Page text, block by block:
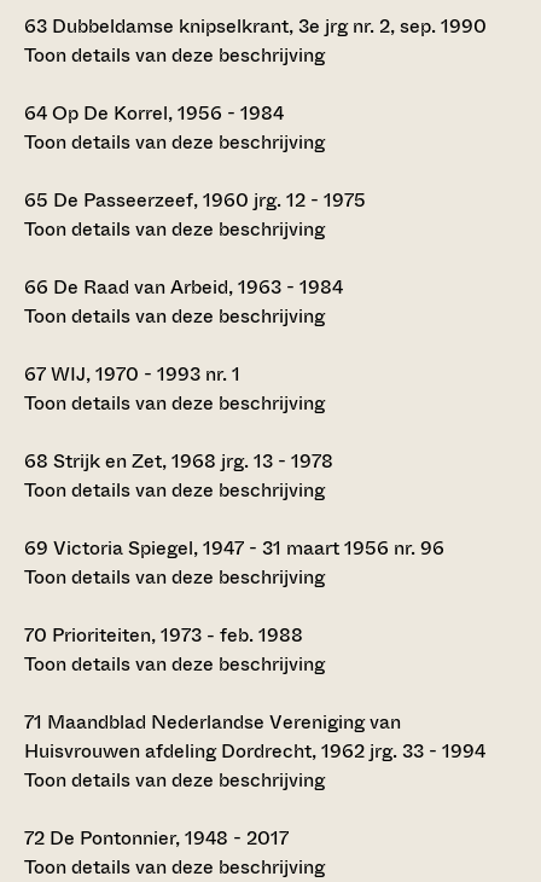
63 Dubbeldamse knipselkrant, 3e jrg nr. 2, sep. 1990
Toon details van deze beschrijving
64Op De Korrel, 1956 - 1984
Toon details van deze beschrijving
65 De Passeerzeef, 1960 jrg. 12 - 1975
Toon details van deze beschrijving
66 De Raad van Arbeid, 1963 - 1984
Toon details van deze beschrijving
67WIJ, 1970 - 1993 nr. 1
Toon details van deze beschrijving
68 Strijk en Zet, 1968 jrg. 13 - 1978
Toon details van deze beschrijving
69 Victoria Spiegel, 1947 - 31 maart 1956 nr. 96
Toon details van deze beschrijving
70 Prioriteiten, 1973 - feb. 1988
Toon details van deze beschrijving
71 Maandblad Nederlandse Vereniging van
Huisvrouwen afdeling Dordrecht, 1962 jrg. 33 - 1994
Toon details van deze beschrijving
72 De Pontonnier, 1948 - 2017
Toon details van deze beschrijving